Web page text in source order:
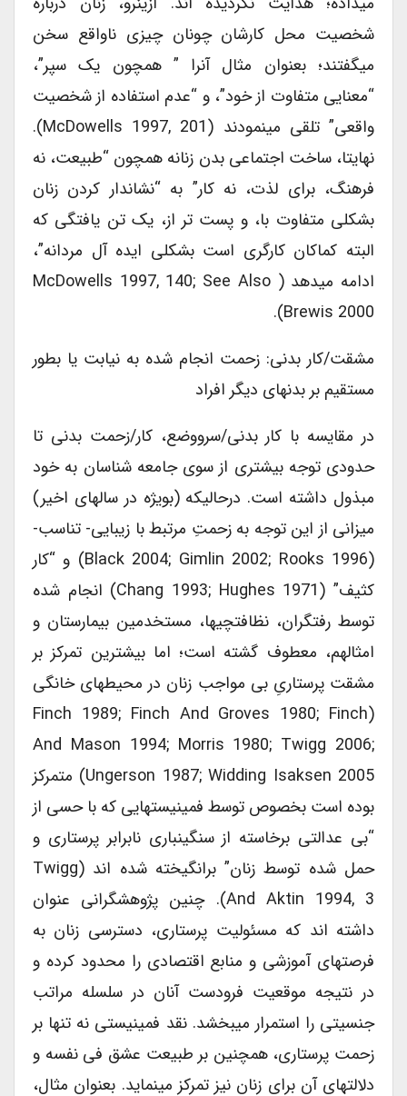
شخصیت محل کارشان چونان چیزی ناواقع سخن
میگفتند؛ بعنوان مثال آنرا ” همچون یک سپر”،
“معنایی متفاوت از خود”، و “عدم استفاده از شخصیت
واقعی” تلقی مینمودند (McDowells 1997, 201).
نهایتا، ساخت اجتماعی بدن زنانه همچون “طبیعت، نه
فرهنگ، برای لذت، نه کار” به “نشاندار کردن زنان
بشکلی متفاوت با، و پست تر از، یک تن یافتگی که
البته کماکان کارگری است بشکلی ایده آل مردانه”،
ادامه میدهد ( McDowells 1997, 140; See Also
Brewis 2000).
مشقت/کار بدنی: زحمت انجام شده به نیابت یا بطور
مستقیم بر بدنهای دیگر افراد
در مقایسه با کار بدنی/سرووضع، کار/زحمت بدنی تا
حدودی توجه بیشتری از سوی جامعه شناسان به خود
مبذول داشته است. درحالیکه (بویژه در سالهای اخیر)
میزانی از این توجه به زحمتِ مرتبط با زیبایی- تناسب-
(Black 2004; Gimlin 2002; Rooks 1996) و “کار
کثیف” (Chang 1993; Hughes 1971) انجام شده
توسط رفتگران، نظافتچیها، مستخدمین بیمارستان و
امثالهم، معطوف گشته است؛ اما بیشترین تمرکز بر
مشقت پرستاریِ بی مواجب زنان در محیطهای خانگی
(Finch 1989; Finch And Groves 1980; Finch
And Mason 1994; Morris 1980; Twigg 2006;
Ungerson 1987; Widding Isaksen 2005) متمرکز
بوده است بخصوص توسط فمینیستهایی که با حسی از
“بی عدالتی برخاسته از سنگینباری نابرابر پرستاری و
حمل شده توسط زنان” برانگیخته شده اند (Twigg
And Aktin 1994, 3). چنین پژوهشگرانی عنوان
داشته اند که مسئولیت پرستاری، دسترسی زنان به
فرصتهای آموزشی و منابع اقتصادی را محدود کرده و
در نتیجه موقعیت فرودست آنان در سلسله مراتب
جنسیتی را استمرار میبخشد. نقد فمینیستی نه تنها بر
زحمت پرستاری، همچنین بر طبیعت عشق فی نفسه و
دلالتهای آن برای زنان نیز تمرکز مینماید. بعنوان مثال،